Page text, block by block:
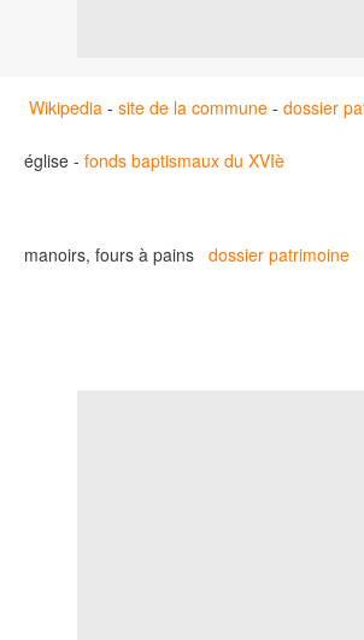
Wikipedia - site de la commune - dossier
église - fonds baptismaux du XVIè
manoirs, fours à pains dossier patrimoine